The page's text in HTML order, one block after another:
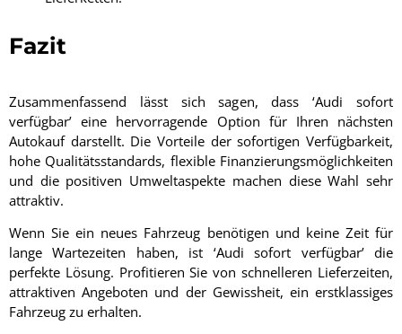
Fazit
Zusammenfassend lässt sich sagen, dass ‘Audi sofort
verfügbar’ eine hervorragende Option für Ihren nächsten
Autokauf darstellt. Die Vorteile der sofortigen Verfügbarkeit,
hohe Qualitätsstandards, flexible Finanzierungsmöglichkeiten
und die positiven Umweltaspekte machen diese Wahl sehr
attraktiv.
Wenn Sie ein neues Fahrzeug benötigen und keine Zeit für
lange Wartezeiten haben, ist ‘Audi sofort verfügbar’ die
perfekte Lösung. Profitieren Sie von schnelleren Lieferzeiten,
attraktiven Angeboten und der Gewissheit, ein erstklassiges
Fahrzeug zu erhalten.